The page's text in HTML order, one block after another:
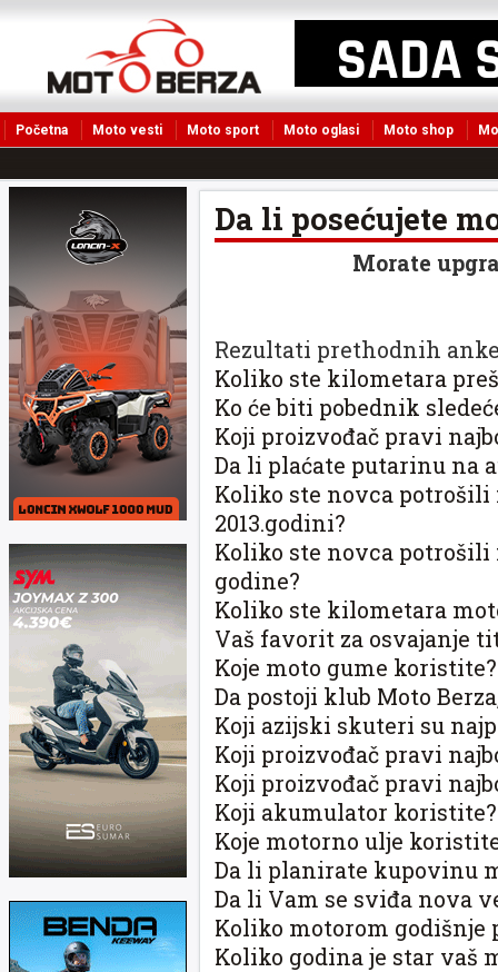
Početna Moto vesti Moto sport Moto oglasi Moto shop
Da li posećujete
Morate
Rezultati prethodnih
Koliko ste kilometara
Ko će biti pobednik
Koji proizvođač pravi
Da li plaćate putarinu na
Koliko ste novca potrošili
2013.godini?
Koliko ste novca
godine?
Koliko ste kilometara
Vaš favorit za osvajanje
Koje moto gume koristite?
Da postoji klub Moto
Koji azijski skuteri su
Koji proizvođač pravi
Koji proizvođač pravi
Koji akumulator koristite?
Koje motorno ulje
Da li planirate kupovinu
Da li Vam se sviđa nova
Koliko motorom godišnje
Koliko godina je star vaš